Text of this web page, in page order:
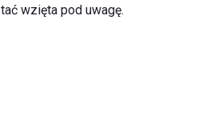
wzięta pod uwagę.